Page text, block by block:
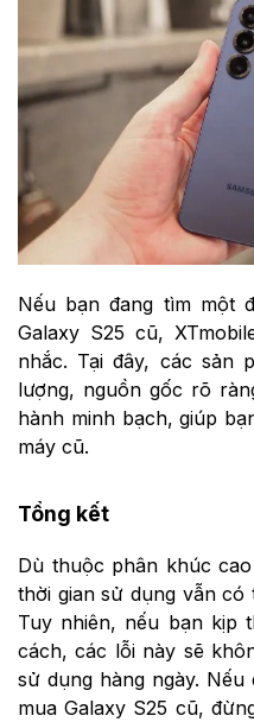
Nếu bạn đang tìm một
Galaxy S25 cũ,
nhắc. Tại đây, các sản
lượng, nguồn gốc rõ
hành minh bạch, giúp
máy cũ.
Tổng kết
Dù thuộc phân khúc
thời gian sử dụng vẫn
Tuy nhiên, nếu bạn kịp
cách, các lỗi này sẽ
sử dụng hàng ngày.
mua Galaxy S25 cũ,